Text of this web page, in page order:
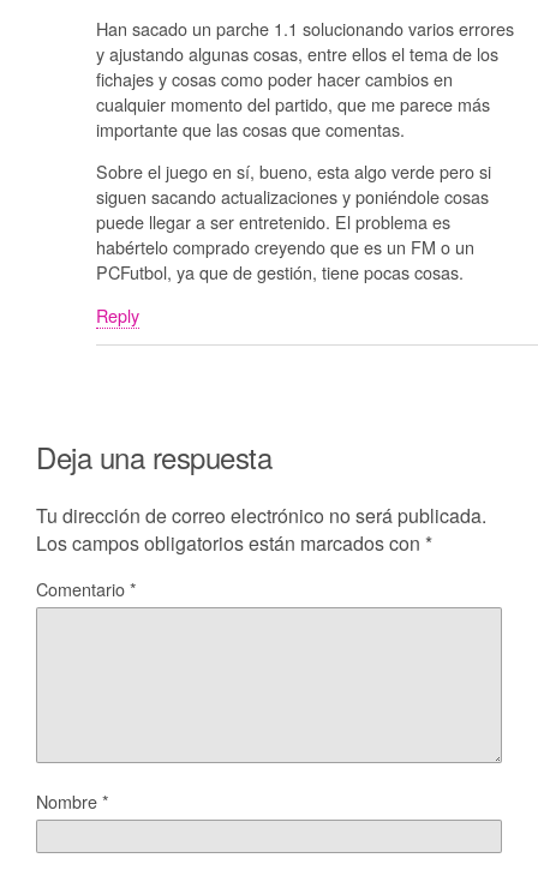
Han sacado un parche 1.1 solucionando varios errores
y ajustando algunas cosas, entre ellos el tema de los
fichajes y cosas como poder hacer cambios en
cualquier momento del partido, que me parece más
importante que las cosas que comentas.
Sobre el juego en sí, bueno, esta algo verde pero si
siguen sacando actualizaciones y poniéndole cosas
puede llegar a ser entretenido. El problema es
habértelo comprado creyendo que es un FM o un
PCFutbol, ya que de gestión, tiene pocas cosas.
Reply
Deja una respuesta
Tu dirección de correo electrónico no será publicada.
Los campos obligatorios están marcados con *
Comentario*
Nombre*